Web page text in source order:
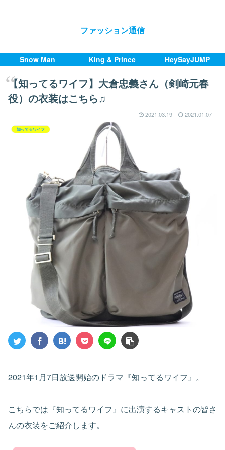
ファッション通信
Snow Man King & Prince HeySayJUMP
【知ってるワイフ】大倉忠義さん（剣崎元春
役）の衣装はこちら♫
2021.03.19 2021.01.07
知ってるワイフ
2021年1月7日放送開始のドラマ『知ってるワイフ』。
こちらでは『知ってるワイフ』に出演するキャストの皆さ
んの衣装をご紹介します。